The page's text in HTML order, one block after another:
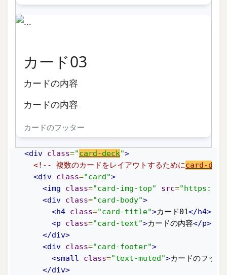
カード03
カードの内容
カードの内容
カードのフッター
<div class="card-deck">
<!-- 複数のカードをレイアウトするためにcard-deck
<div class="card">
<img
class="card-img-top" src="https://
<div class="card-body">
<h4 class="card-title">カード01</h4>
<p
class="card-text">カードの内容</p>
</div>
<div class="card-footer">
<small
class="text-muted">カードのフッタ
</div>